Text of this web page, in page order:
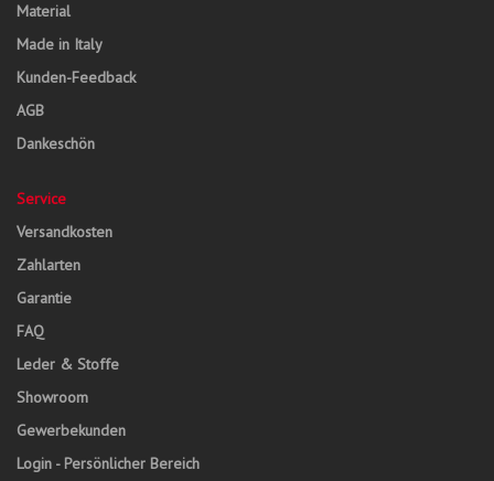
Material
Made in Italy
Kunden-Feedback
AGB
Dankeschön
Service
Versandkosten
Zahlarten
Garantie
FAQ
Leder & Stoffe
Showroom
Gewerbekunden
Login - Persönlicher Bereich